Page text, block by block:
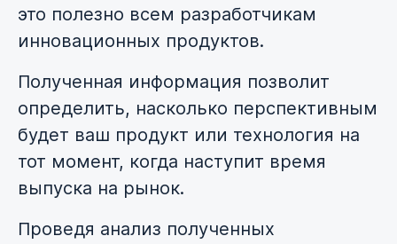
это полезно всем разработчикам
инновационных продуктов.
Полученная информация позволит
определить, насколько перспективным
будет ваш продукт или технология на
тот момент, когда наступит время
выпуска на рынок.
Проведя анализ полученных